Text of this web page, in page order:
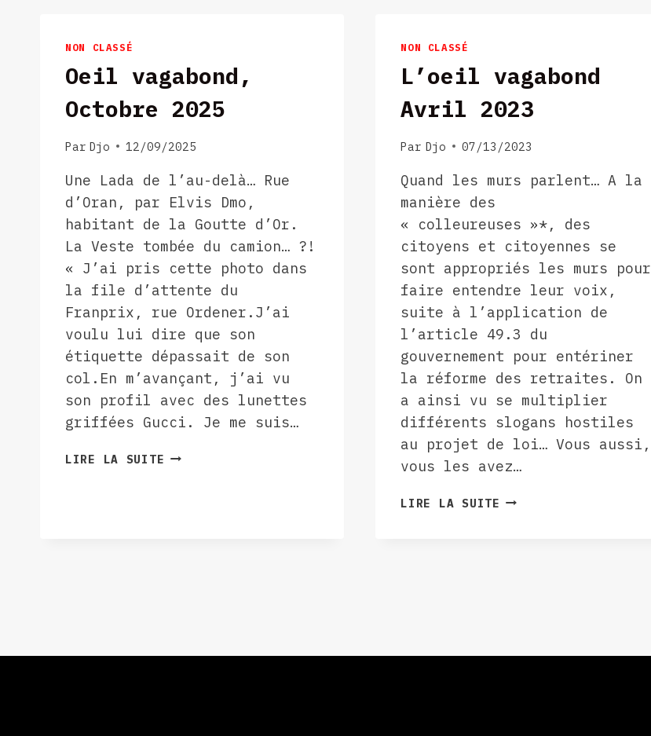
NON CLASSÉ
Oeil vagabond,
Octobre 2025
Par Djo 12/09/2025
Une Lada de l’au-delà… Rue
d’Oran, par Elvis Dmo,
habitant de la Goutte d’Or.
La Veste tombée du camion… ?!
« J’ai pris cette photo dans
la file d’attente du
Franprix, rue Ordener.J’ai
voulu lui dire que son
étiquette dépassait de son
col.En m’avançant, j’ai vu
son profil avec des lunettes
griffées Gucci. Je me suis…
LIRE LA SUITE OEIL
NON CLASSÉ
L’oeil vagabond
Avril 2023
Par Djo 07/13/2023
Quand les murs parlent… A la
manière des
« colleureuses »*, des
citoyens et citoyennes se
sont appropriés les murs pour
faire entendre leur voix,
suite à l’application de
l’article 49.3 du
gouvernement pour entériner
la réforme des retraites. On
a ainsi vu se multiplier
différents slogans hostiles
au projet de loi… Vous aussi,
vous les avez…
LIRE LA SUITE L’OEIL